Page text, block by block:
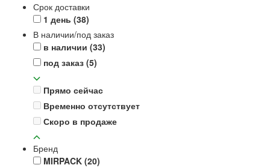
Срок доставки
1 день (38)
В наличии/под заказ
в наличии (33)
под заказ (5)
Прямо сейчас
Временно отсутствует
Скоро в продаже
Бренд
MIRPACK (20)